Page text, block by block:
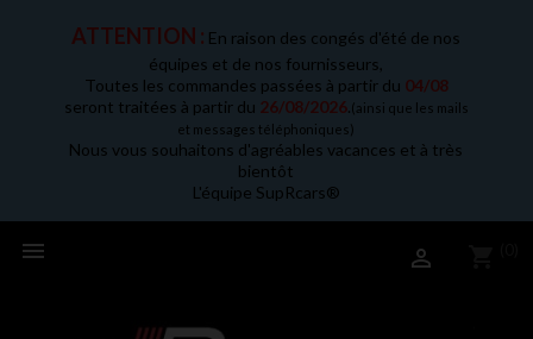
ATTENTION : En raison des congés d'été de nos
équipes et de nos fournisseurs,
Toutes les commandes passées à partir du 04/08
seront traitées à partir du 26/08/2026.(ainsi que les mails
et messages téléphoniques)
Nous vous souhaitons d'agréables vacances et à très
bientôt
L'équipe SupRcars®
 